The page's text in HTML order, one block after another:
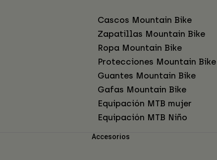
Cascos Mountain Bike
Zapatillas Mountain Bike
Ropa Mountain Bike
Protecciones Mountain Bike
Guantes Mountain Bike
Gafas Mountain Bike
Equipación MTB mujer
Equipación MTB Niño
Accesorios